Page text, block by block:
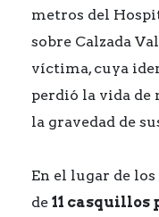
metros del
sobre Calzada
víctima, cuya
perdió la vida de
la gravedad de
En el lugar de
de 11 casquillos